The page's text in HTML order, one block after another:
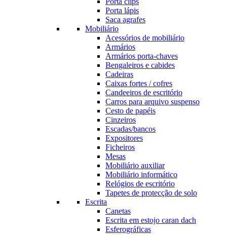
Porta lápis
Saca agrafes
Mobiliário
Acessórios de mobiliário
Armários
Armários porta-chaves
Bengaleiros e cabides
Cadeiras
Caixas fortes / cofres
Candeeiros de escritório
Carros para arquivo suspenso
Cesto de papéis
Cinzeiros
Escadas/bancos
Expositores
Ficheiros
Mesas
Mobiliário auxiliar
Mobiliário informático
Relógios de escritório
Tapetes de protecção de solo
Escrita
Canetas
Escrita em estojo caran dach
Esferográficas